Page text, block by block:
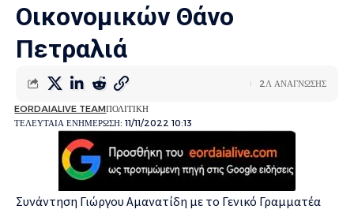
Οικονομικών Θάνο
Πετραλιά
ΤΕΛΕΥΤΑΙΑ ΕΝΗΜΕΡΩΣΗ: 11/11/2022 10:13
EORDAIALIVE TEAMΠΟΛΙΤΙΚΗ
2Λ ΑΝΑΓΝΩΣΗΣ
Συνάντηση Γιώργου Αμανατίδη με το Γενικό Γραμματέα